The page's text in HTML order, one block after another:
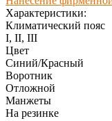
Характеристики:
Климатический пояс
I, II, III
Цвет
Синий/Красный
Воротник
Отложной
Манжеты
На резинке